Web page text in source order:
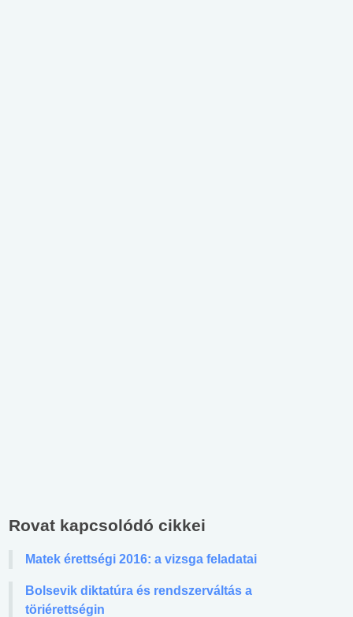
Rovat kapcsolódó cikkei
Matek érettségi 2016: a vizsga feladatai
Bolsevik diktatúra és rendszerváltás a
töriérettségin